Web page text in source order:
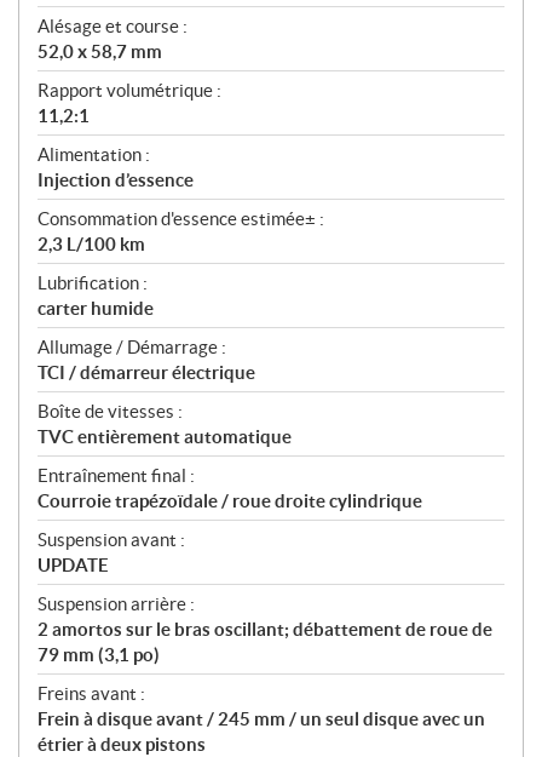
Alésage et course :
52,0 x 58,7 mm
Rapport volumétrique :
11,2:1
Alimentation :
Injection d’essence
Consommation d'essence estimée± :
2,3 L/100 km
Lubrification :
carter humide
Allumage / Démarrage :
TCI / démarreur électrique
Boîte de vitesses :
TVC entièrement automatique
Entraînement final :
Courroie trapézoïdale / roue droite cylindrique
Suspension avant :
UPDATE
Suspension arrière :
2 amortos sur le bras oscillant; débattement de roue de
79 mm (3,1 po)
Freins avant :
Frein à disque avant / 245 mm / un seul disque avec un
étrier à deux pistons